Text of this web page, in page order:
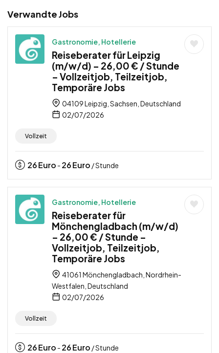
Verwandte Jobs
Gastronomie, Hotellerie
Reiseberater für Leipzig
(m/w/d) – 26,00 € / Stunde
– Vollzeitjob, Teilzeitjob,
Temporäre Jobs
04109 Leipzig, Sachsen, Deutschland
02/07/2026
Vollzeit
26Euro - 26Euro / Stunde
Gastronomie, Hotellerie
Reiseberater für
Mönchengladbach (m/w/d)
– 26,00 € / Stunde –
Vollzeitjob, Teilzeitjob,
Temporäre Jobs
41061 Mönchengladbach, Nordrhein-
Westfalen, Deutschland
02/07/2026
Vollzeit
26Euro - 26Euro / Stunde